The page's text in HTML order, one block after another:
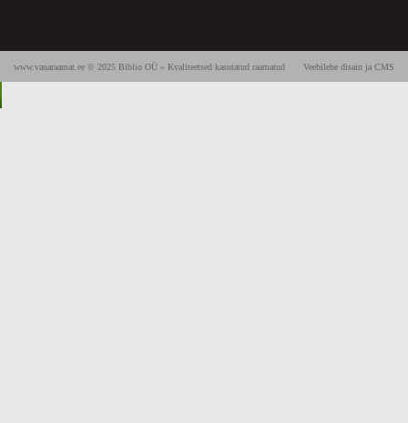
Veebilehe disain ja CMS
www.vanaraamat.ee © 2025 Biblio OÜ » Kvaliteetsed kasutatud raamatud